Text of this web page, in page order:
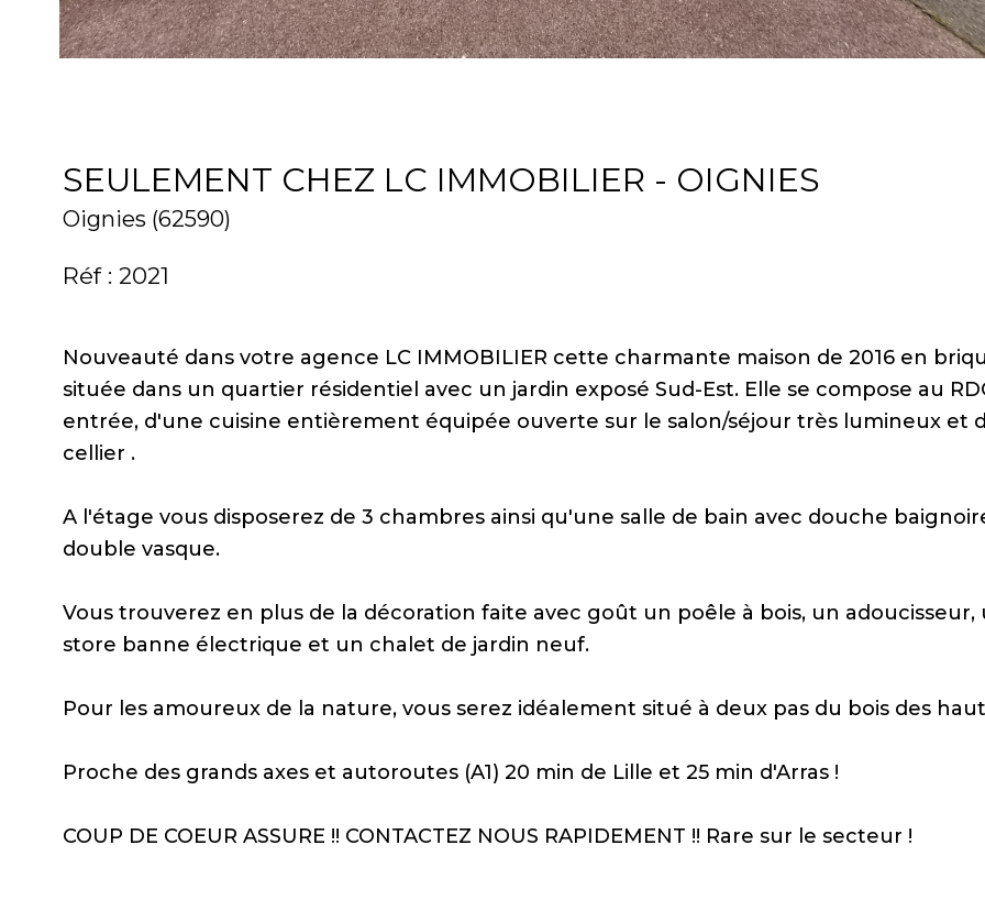
SEULEMENT CHEZ LC IMMOBILIER - OIGNIES
Oignies (62590)
Réf : 2021
Nouveauté dans votre agence LC IMMOBILIER cette charmante maison de 2016 en
située dans un quartier résidentiel avec un jardin exposé Sud-Est. Elle se compose au
entrée, d'une cuisine entièrement équipée ouverte sur le salon/séjour très lumineux et
cellier .
A l'étage vous disposerez de 3 chambres ainsi qu'une salle de bain avec douche
double vasque.
Vous trouverez en plus de la décoration faite avec goût un poêle à bois, un adoucisseur,
store banne électrique et un chalet de jardin neuf.
Pour les amoureux de la nature, vous serez idéalement situé à deux pas du bois des
Proche des grands axes et autoroutes (A1) 20 min de Lille et 25 min d'Arras !
COUP DE COEUR ASSURE !! CONTACTEZ NOUS RAPIDEMENT !! Rare sur le secteur !